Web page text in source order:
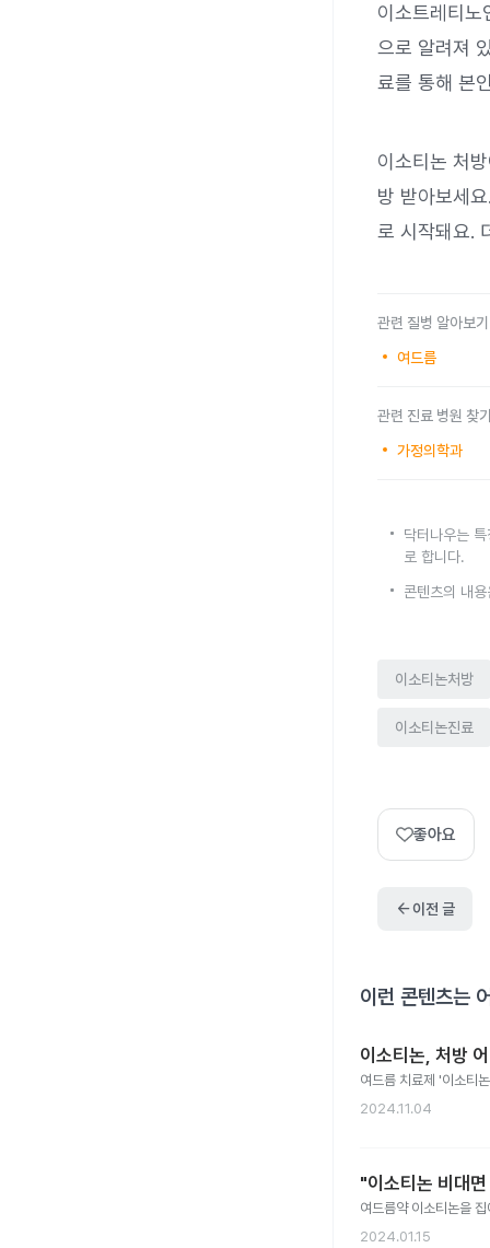
이소트레티
으로 알려져
료를 통해 본
이소티논 처
방 받아보세
로 시작돼요.
관련 질병 알아보기
여드름
관련 진료 병원 찾
가정의학과
닥터나우는
로 합니다.
콘텐츠의 내
이소티논처방
이소티논진료
좋아요
arrow_back이전 글
이런 콘텐츠는
이소티논, 처방
여드름 치료제 '이소티
2024.11.04
"이소티논 비대
여드름약 이소티논을
2024.01.15